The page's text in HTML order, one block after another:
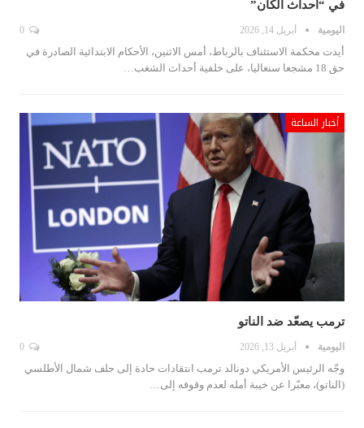
في “أحداث الكان”
اليومية أبريل 14, 2026
أيدت محكمة الاستئناف بالرباط، أمس الاثنين، الأحكام الابتدائية الصادرة في
حق 18 مشجعا سنغاليا، على خلفية أحداث الشغب…
أخبار الساعة
ترمب يصعّد ضد الناتو
اليومية أبريل 13, 2026
وجّه الرئيس الأمريكي دونالد ترمب انتقادات حادة إلى حلف شمال الأطلسي
(الناتو)، معبّرا عن خيبة أمله لعدم وقوفه إلى…